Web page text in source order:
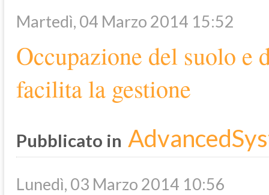
Martedì, 04 Marzo 2014 15:52
Occupazione del suolo e
facilita la gestione
Pubblicato in
Lunedì, 03 Marzo 2014 10:56